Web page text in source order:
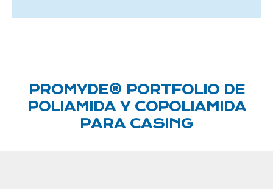
PROMYDE® PORTFOLIO DE
POLIAMIDA Y COPOLIAMIDA
PARA CASING